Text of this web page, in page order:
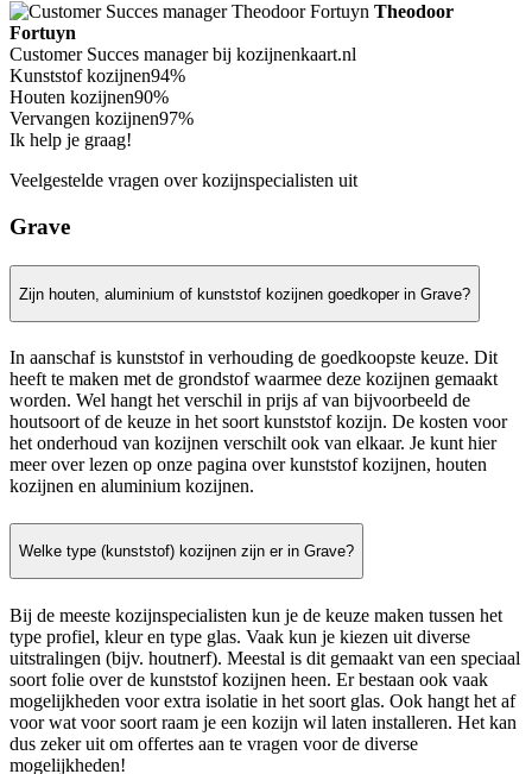
Theodoor
Fortuyn
Customer Succes manager bij kozijnenkaart.nl
Kunststof kozijnen94%
Houten kozijnen90%
Vervangen kozijnen97%
Ik help je graag!
Veelgestelde vragen over kozijnspecialisten uit
Grave
Zijn houten, aluminium of kunststof kozijnen goedkoper in Grave?
In aanschaf is kunststof in verhouding de goedkoopste keuze. Dit
heeft te maken met de grondstof waarmee deze kozijnen gemaakt
worden. Wel hangt het verschil in prijs af van bijvoorbeeld de
houtsoort of de keuze in het soort kunststof kozijn. De kosten voor
het onderhoud van kozijnen verschilt ook van elkaar. Je kunt hier
meer over lezen op onze pagina over kunststof kozijnen, houten
kozijnen en aluminium kozijnen.
Welke type (kunststof) kozijnen zijn er in Grave?
Bij de meeste kozijnspecialisten kun je de keuze maken tussen het
type profiel, kleur en type glas. Vaak kun je kiezen uit diverse
uitstralingen (bijv. houtnerf). Meestal is dit gemaakt van een speciaal
soort folie over de kunststof kozijnen heen. Er bestaan ook vaak
mogelijkheden voor extra isolatie in het soort glas. Ook hangt het af
voor wat voor soort raam je een kozijn wil laten installeren. Het kan
dus zeker uit om offertes aan te vragen voor de diverse
mogelijkheden!